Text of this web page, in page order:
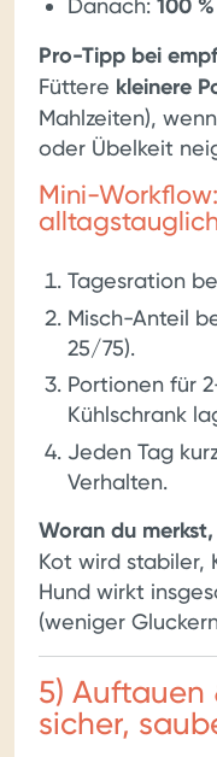
Danach: 100
Pro-Tipp bei
Füttere kleinere
Mahlzeiten),
oder Übelkeit
Mini-
Tagesration
Misch-Anteil
25/75).
Portionen für
Kühlschrank
Jeden Tag
Verhalten.
Woran du
Kot wird stabiler,
Hund wirkt
(weniger
5) Auftauen
sicher,